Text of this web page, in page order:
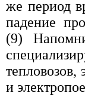
же период
падение
(9)
тепловозов,
и